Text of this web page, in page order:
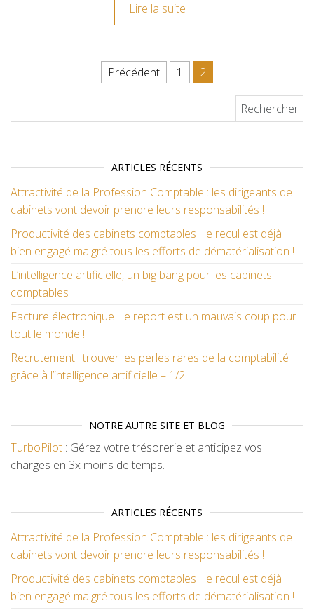
Lire la suite
Navigation des articles
Précédent 1
2
ARTICLES RÉCENTS
Attractivité de la Profession Comptable : les dirigeants de
cabinets vont devoir prendre leurs responsabilités !
Productivité des cabinets comptables : le recul est déjà
bien engagé malgré tous les efforts de dématérialisation !
L’intelligence artificielle, un big bang pour les cabinets
comptables
Facture électronique : le report est un mauvais coup pour
tout le monde !
Recrutement : trouver les perles rares de la comptabilité
grâce à l’intelligence artificielle – 1/2
NOTRE AUTRE SITE ET BLOG
TurboPilot : Gérez votre trésorerie et anticipez vos
charges en 3x moins de temps.
ARTICLES RÉCENTS
Attractivité de la Profession Comptable : les dirigeants de
cabinets vont devoir prendre leurs responsabilités !
Productivité des cabinets comptables : le recul est déjà
bien engagé malgré tous les efforts de dématérialisation !